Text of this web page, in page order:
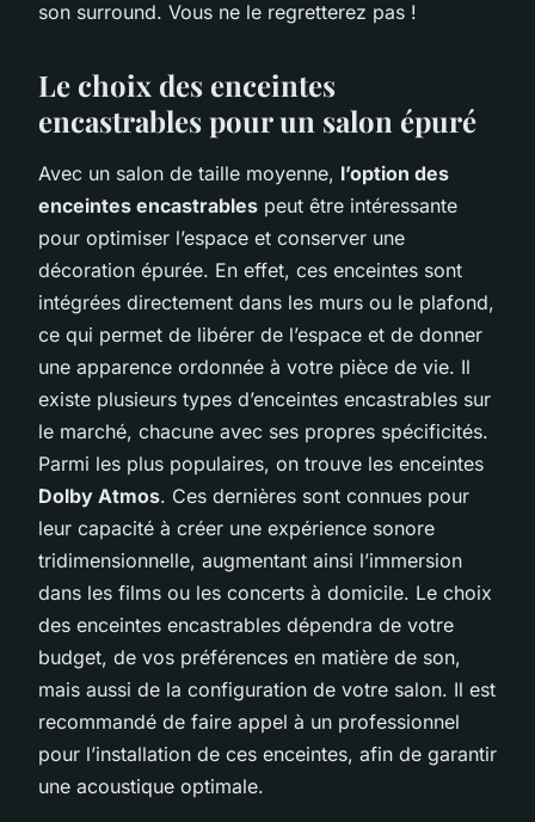
son surround. Vous ne le regretterez pas !
Le choix des enceintes
encastrables pour un salon épuré
Avec un salon de taille moyenne, l’option des
enceintes encastrables peut être intéressante
pour optimiser l’espace et conserver une
décoration épurée. En effet, ces enceintes sont
intégrées directement dans les murs ou le plafond,
ce qui permet de libérer de l’espace et de donner
une apparence ordonnée à votre pièce de vie. Il
existe plusieurs types d’enceintes encastrables sur
le marché, chacune avec ses propres spécificités.
Parmi les plus populaires, on trouve les enceintes
Dolby Atmos. Ces dernières sont connues pour
leur capacité à créer une expérience sonore
tridimensionnelle, augmentant ainsi l’immersion
dans les films ou les concerts à domicile. Le choix
des enceintes encastrables dépendra de votre
budget, de vos préférences en matière de son,
mais aussi de la configuration de votre salon. Il est
recommandé de faire appel à un professionnel
pour l’installation de ces enceintes, afin de garantir
une acoustique optimale.